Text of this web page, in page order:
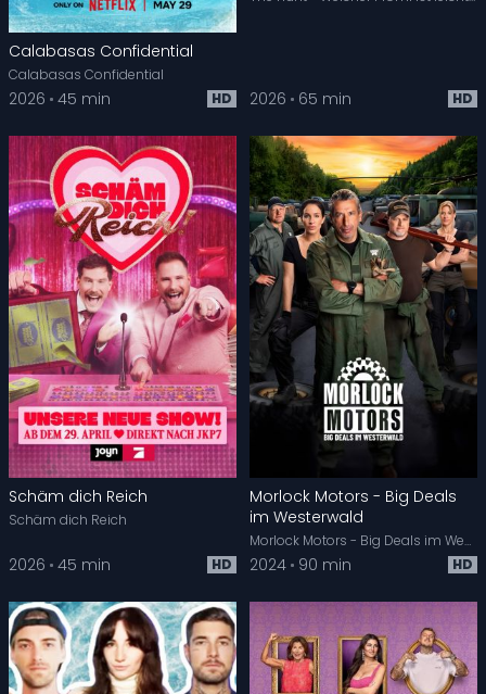
Calabasas Confidential
Calabasas Confidential
2026 45 min HD 2026 65 min HD
Schäm dich Reich
Schäm dich Reich
2026 45 min HD
Morlock Motors - Big Deals
im Westerwald
Morlock Motors - Big Deals im Westerwald
2024 90 min HD